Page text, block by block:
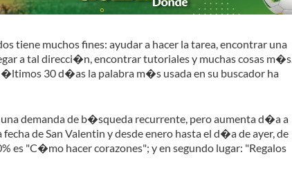
tiene muchos fines: ayudar a hacer la tarea, encontrar una
a tal direcci�n, encontrar tutoriales y muchas cosas m�s.
30 d�as la palabra m�s usada en su buscador ha
demanda de b�squeda recurrente, pero aumenta d�a a
de San Valentin y desde enero hasta el d�a de ayer, de
es "C�mo hacer corazones"; y en segundo lugar: "Regalos